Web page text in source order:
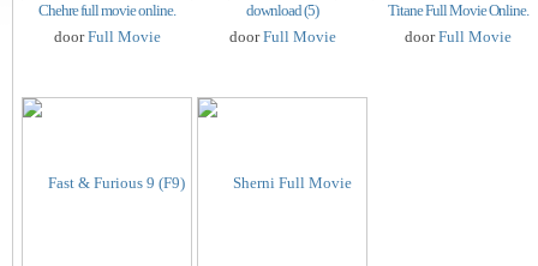
Chehre full movie online.
doorFull Movie
download (5)
doorFull Movie
Titane Full Movie Online.
doorFull Movie